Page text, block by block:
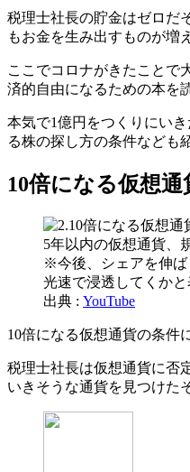
税理士社長の貯金はゼロだ
もお金を生み出すものが増
ここでコロナがきたことで
済的自由になるための本を
本気で1億円をつくりにい
る株の探し方の条件なども
10倍になる仮想通
出典 : YouTube
10倍になる仮想通貨の条件
税理士社長は仮想通貨に否
いきそうな通貨を見つけた